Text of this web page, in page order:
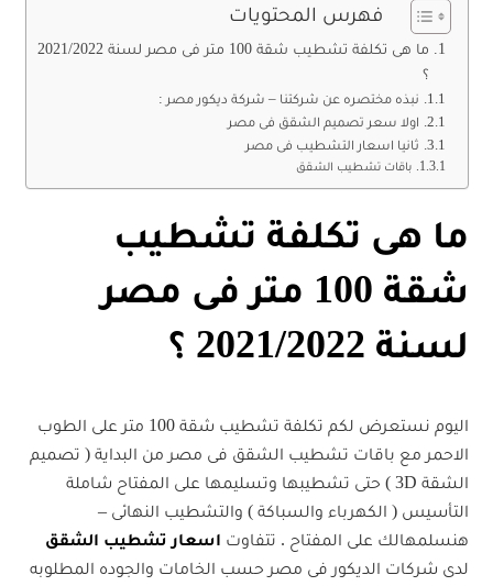
فهرس المحتويات
ما هى تكلفة تشطيب شقة 100 متر فى مصر لسنة 2021/2022
؟
نبذه مختصره عن شركتنا – شركة ديكور مصر :
اولا سعر تصميم الشقق فى مصر
ثانيا اسعار التشطيب فى مصر
باقات تشطيب الشقق
ما هى تكلفة تشطيب
شقة 100 متر فى مصر
لسنة 2021/2022 ؟
اليوم نستعرض لكم تكلفة تشطيب شقة 100 متر على الطوب
الاحمر مع باقات تشطيب الشقق فى مصر من البداية ( تصميم
الشقة 3D ) حتى تشطيبها وتسليمها على المفتاح شاملة
التأسيس ( الكهرباء والسباكة ) والتشطيب النهائى –
هنسلمهالك على المفتاح . تتفاوت اسعار تشطيب الشقق
لدى شركات الديكور فى مصر حسب الخامات والجوده المطلوبه